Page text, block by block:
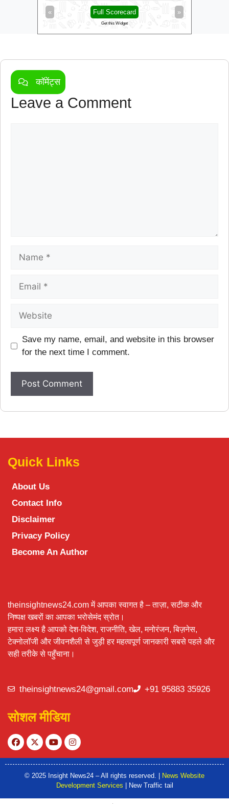
« »
Full Scorecard
Get this Widget
कॉमेंट्स
Leave a Comment
Save my name, email, and website in this browser
for the next time I comment.
Quick Links
About Us
Contact Info
Disclaimer
Privacy Policy
Become An Author
theinsightnews24.com में आपका स्वागत है – ताज़ा, सटीक और
निष्पक्ष खबरों का आपका भरोसेमंद स्रोत।
हमारा लक्ष्य है आपको देश-विदेश, राजनीति, खेल, मनोरंजन, बिज़नेस,
टेक्नोलॉजी और जीवनशैली से जुड़ी हर महत्वपूर्ण जानकारी सबसे पहले और
सही तरीके से पहुँचाना।
theinsightnews24@gmail.com +91 95883 35926
सोशल मीडिया
© 2025 Insight News24 – All rights reserved. | News Website
Development Services | New Traffic tail